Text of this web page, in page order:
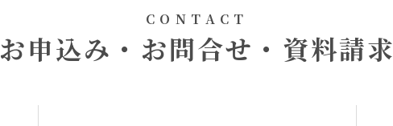
CONTACT
お申込み・お問合せ・資料請求